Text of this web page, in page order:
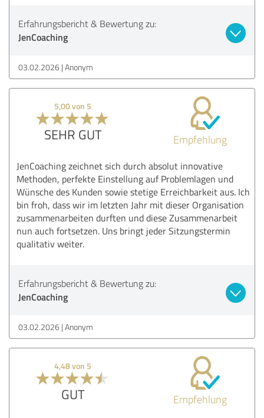
Erfahrungsbericht & Bewertung zu:
JenCoaching
03.02.2026 Anonym
5,00 von 5
SEHR GUT Empfehlung
JenCoaching zeichnet sich durch absolut innovative
Methoden, perfekte Einstellung auf Problemlagen und
Wünsche des Kunden sowie stetige Erreichbarkeit aus. Ich
bin froh, dass wir im letzten Jahr mit dieser Organisation
zusammenarbeiten durften und diese Zusammenarbeit
nun auch fortsetzen. Uns bringt jeder Sitzungstermin
qualitativ weiter.
Erfahrungsbericht & Bewertung zu:
JenCoaching
03.02.2026 Anonym
4,48 von 5
GUT Empfehlung